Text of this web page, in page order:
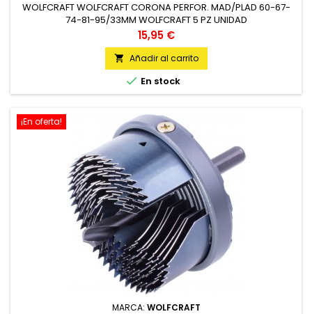
WOLFCRAFT WOLFCRAFT CORONA PERFOR. MAD/PLAD 60-67-
74-81-95/33MM WOLFCRAFT 5 PZ UNIDAD
Precio
15,95 €
 Añadir al carrito
 En stock
¡En oferta!
MARCA: WOLFCRAFT